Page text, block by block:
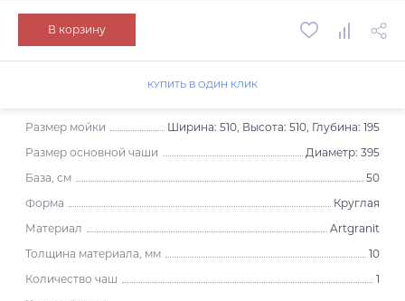
Размер мойки
Ширина: 510, Высота: 510, Глубина: 195
Размер основной чаши
Диаметр: 395
База, см
50
Форма
Круглая
Материал
Artgranit
Толщина материала, мм
10
Количество чаш
1
В корзину
КУПИТЬ В ОДИН КЛИК